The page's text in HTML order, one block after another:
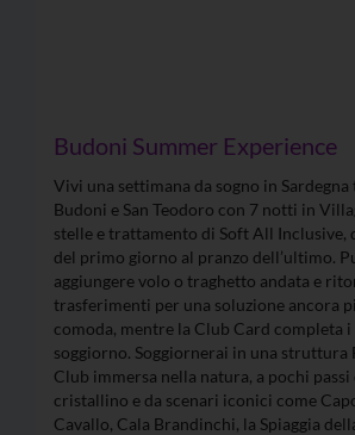
Budoni Summer Experience
Vivi una settimana da sogno in Sardegna
Budoni e San Teodoro con 7 notti in
stelle e trattamento di Soft All Inclusive,
del primo giorno al pranzo dell’ultimo.
aggiungere volo o traghetto andata e
trasferimenti per una soluzione ancora
comoda, mentre la Club Card completa i
soggiorno. Soggiornerai in una struttura
Club immersa nella natura, a pochi passi
cristallino e da scenari iconici come
Cavallo, Cala Brandinchi, la Spiaggia